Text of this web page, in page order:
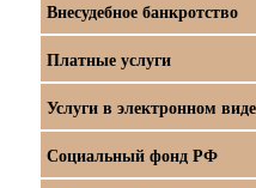
Внесудебное банкротство
Платные услуги
Услуги в электронном виде
Социальный фонд РФ